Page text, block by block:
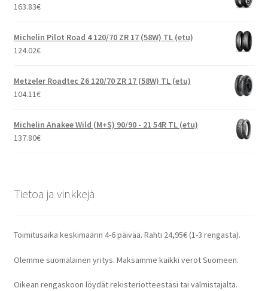
163.83€
Michelin Pilot Road 4 120/70 ZR 17 (58W) TL (etu)
124.02€
Metzeler Roadtec Z6 120/70 ZR 17 (58W) TL (etu)
104.11€
Michelin Anakee Wild (M+S) 90/90 - 21 54R TL (etu)
137.80€
Tietoa ja vinkkejä
Toimitusaika keskimäärin 4-6 päivää. Rahti 24,95€ (1-3 rengasta).
Olemme suomalainen yritys. Maksamme kaikki verot Suomeen.
Oikean rengaskoon löydät rekisteriotteestasi tai valmistajalta.